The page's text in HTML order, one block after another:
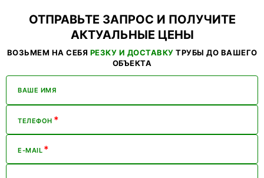
ОТПРАВЬТЕ ЗАПРОС И ПОЛУЧИТЕ
АКТУАЛЬНЫЕ ЦЕНЫ
ВОЗЬМЕМ НА СЕБЯ РЕЗКУ И ДОСТАВКУ ТРУБЫ ДО ВАШЕГО
ОБЪЕКТА
ВАШЕ ИМЯ
ТЕЛЕФОН *
E-MAIL *